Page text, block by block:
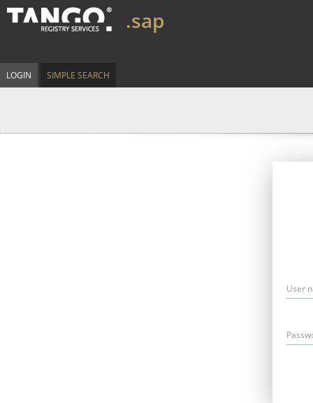
.sap
LOGIN SIMPLE SEARCH
User